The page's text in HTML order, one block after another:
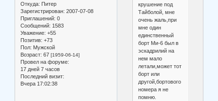
Откуда: Питер
Зарегистрирован: 2007-07-08
Приглашений: 0
Сообщений: 1583
Уважение: +55
Позитив: +73
Пол: Мужской
Возраст: 67 [1959-06-14]
Провел на форуме:
17 дней 7 часов
Последний визит:
Вчера 17:02:38
крушение под
Тайболой, мне
очень жаль,при
мне один
единственный
борт Ми-6 был в
эскадрилий на
нем мало
летали,может тот
борт или
другой,бортового
номера я не
помню.